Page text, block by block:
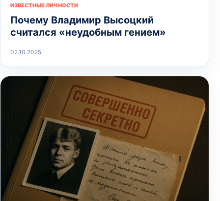
ИЗВЕСТНЫЕ ЛИЧНОСТИ
Почему Владимир Высоцкий
считался «неудобным гением»
02.10.2025